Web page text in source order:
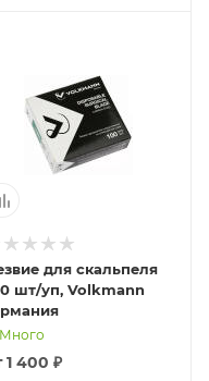
для скальпеля
шт/уп, Volkmann
Много
1 400 ₽